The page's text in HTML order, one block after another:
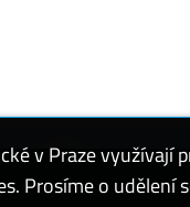
v Praze využívají
Prosíme o udělení